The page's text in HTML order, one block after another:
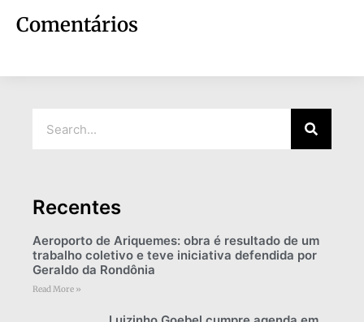
Comentários
Recentes
Aeroporto de Ariquemes: obra é resultado de um
trabalho coletivo e teve iniciativa defendida por
Geraldo da Rondônia
Read More »